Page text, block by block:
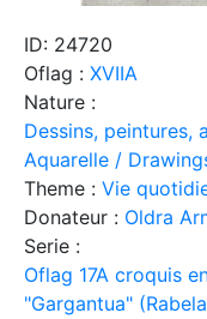
ID: 24720
Oflag : XVIIA
Nature :
Dessins, peintures,
Aquarelle /
Theme : Vie
Donateur : Oldra
Serie :
Oflag 17A croquis
"Gargantua"